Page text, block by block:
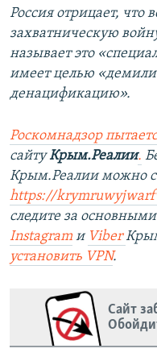
Россия отрицает, что
захватническую
называет это
имеет целью
денацификацию».
Роскомнадзор
сайтуКрым.Реалии.
Крым.Реалии можно
https://
следите за
Instagram и Viber
установить VPN.
Сайт